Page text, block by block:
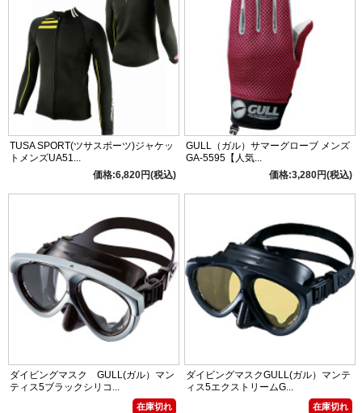
TUSA SPORT(ツサスポーツ)ジャケッ
トメンズUA51...
価格:6,820円(税込)
GULL（ガル）サマーグローブ メンズ
GA-5595【人気...
価格:3,280円(税込)
ダイビングマスク GULL(ガル）マン
ティス5ブラックシリコ...
在庫切れ
ダイビングマスクGULL(ガル）マンテ
ィス5エクストリームG...
在庫切れ